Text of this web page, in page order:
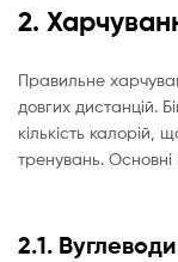
2.
Правильне
довгих дистанцій.
кількість калорій,
тренувань. Основні
2.1. Вуглеводи